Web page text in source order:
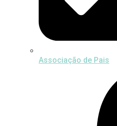
Associação de Pais